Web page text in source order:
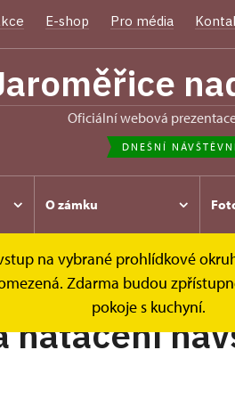
E-shop Pro média
oficiální webová
DNEŠNÍ
O zámku
na vybrané prohlídkové
Zdarma budou
pokoje s kuchyní.
Focení a natáčení
natáčení